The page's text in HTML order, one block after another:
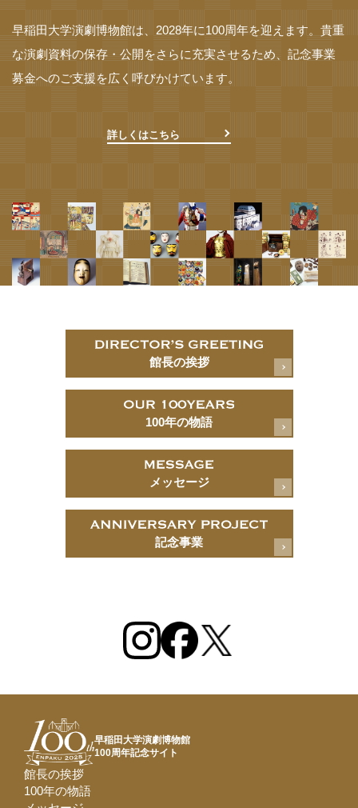
早稲田大学演劇博物館は、2028年に100周年を迎えます。 貴重
な演劇資料の保存・公開をさらに充実させるため、 記念事業
募金へのご支援を広く呼びかけています。
詳しくはこちら
館長の挨拶
100年の物語
メッセージ
記念事業
早稲田大学演劇博物館
100周年記念サイト
館長の挨拶
100年の物語